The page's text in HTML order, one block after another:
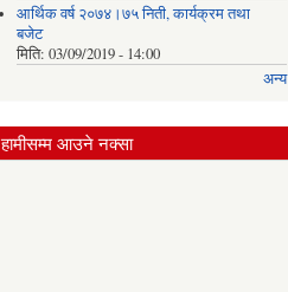
आर्थिक वर्ष २०७४।७५ निती, कार्यक्रम तथा
बजेट
मिति: 03/09/2019 - 14:00
अन्य
हामीसम्म आउने नक्सा